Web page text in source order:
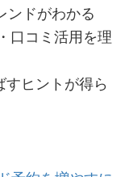
ンドがわかる
口コミ活用を理
すヒントが得ら